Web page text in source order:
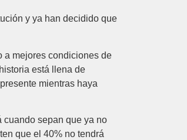
y ya han decidido que
a mejores condiciones de
está llena de
mientras haya
cuando sepan que ya no
que el 40% no tendrá